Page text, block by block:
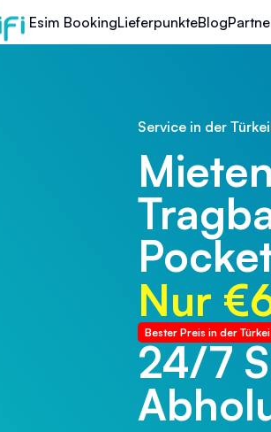
Esim BookingLieferpunkteBlog
Service in der Türkei
Nur
Bester Preis in der Türkei
24/7
24/7